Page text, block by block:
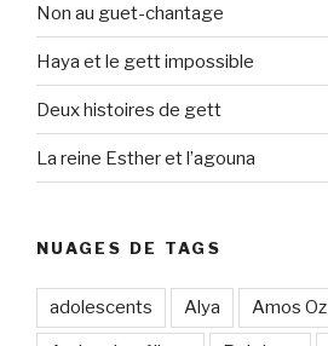
Non au guet-chantage
Haya et le gett impossible
Deux histoires de gett
La reine Esther et l’agouna
NUAGES DE TAGS
adolescents Alya Amos Oz